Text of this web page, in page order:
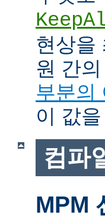
현상을
원 간
부분의
이 값을
컴파
MPM